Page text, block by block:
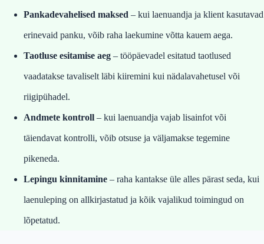
Pankadevahelised maksed – kui laenuandja ja klient kasutavad
erinevaid panku, võib raha laekumine võtta kauem aega.
Taotluse esitamise aeg – tööpäevadel esitatud taotlused
vaadatakse tavaliselt läbi kiiremini kui nädalavahetusel või
riigipühadel.
Andmete kontroll – kui laenuandja vajab lisainfot või
täiendavat kontrolli, võib otsuse ja väljamakse tegemine
pikeneda.
Lepingu kinnitamine – raha kantakse üle alles pärast seda, kui
laenuleping on allkirjastatud ja kõik vajalikud toimingud on
lõpetatud.